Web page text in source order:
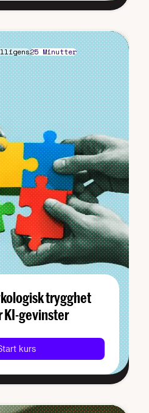
25 Minutter
trygghet
KI-gevinster
kurs